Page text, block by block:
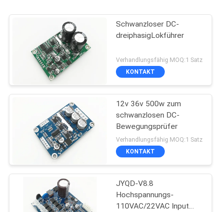
Schwanzloser DC-
dreiphasigLokführer
Verhandlungsfähig MOQ:1 Satz
KONTAKT
12v 36v 500w zum
schwanzlosen DC-
Bewegungsprüfer
Verhandlungsfähig MOQ:1 Satz
KONTAKT
JYQD-V8.8
Hochspannungs-
110VAC/22VAC Input